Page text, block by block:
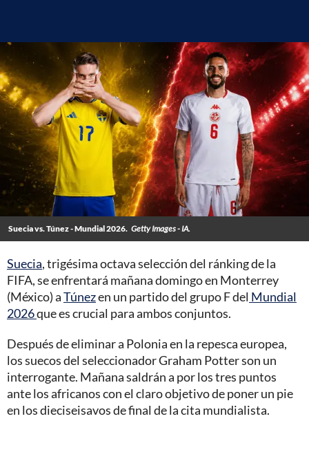
Suecia vs. Túnez - Mundial 2026. Getty Images - IA.
Suecia, trigésima octava selección del ránking de la
FIFA, se enfrentará mañana domingo en Monterrey
(México) aTúnezen un partido del grupo F del Mundial
2026que es crucial para ambos conjuntos.
Después de eliminar a Polonia en la repesca europea,
los suecos del seleccionador Graham Potter son un
interrogante. Mañana saldrán a por los tres puntos
ante los africanos con el claro objetivo de poner un pie
en los dieciseisavos de final de la cita mundialista.